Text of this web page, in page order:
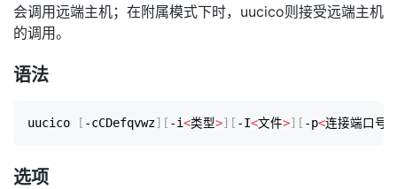
会调用远端主机；在附属模式下时，uucico则接受远端主机
的调用。
语法
uucico [ -cCDefqvwz] [ -i<类型>] [ -I<文件>] [ -p<连接端口号
选项